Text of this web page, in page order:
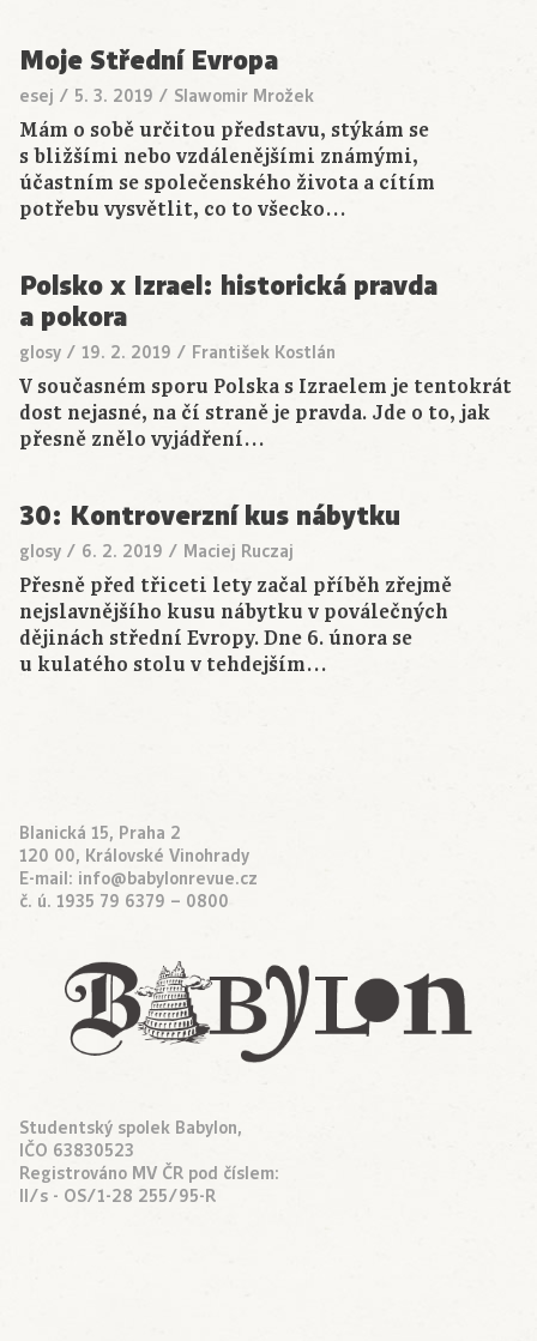
Moje Střední Evropa
esej / 5. 3. 2019 / Slawomir Mrožek
Mám o sobě určitou představu, stýkám se
s bližšími nebo vzdálenějšími známými,
účastním se společenského života a cítím
potřebu vysvětlit, co to všecko…
Polsko x Izrael: historická pravda
a pokora
glosy / 19. 2. 2019 / František Kostlán
V současném sporu Polska s Izraelem je tentokrát
dost nejasné, na čí straně je pravda. Jde o to, jak
přesně znělo vyjádření…
30: Kontroverzní kus nábytku
glosy / 6. 2. 2019 / Maciej Ruczaj
Přesně před třiceti lety začal příběh zřejmě
nejslavnějšího kusu nábytku v poválečných
dějinách střední Evropy. Dne 6. února se
u kulatého stolu v tehdejším…
Blanická 15, Praha 2
120 00, Královské Vinohrady
E-mail: info@babylonrevue.cz
č. ú. 1935 79 6379 – 0800
Studentský spolek Babylon,
IČO 63830523
Registrováno MV ČR pod číslem:
II/s - OS/1-28 255/95-R